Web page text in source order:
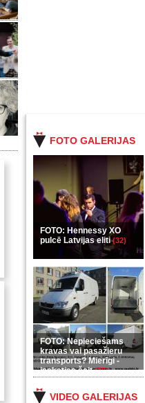
FOTO GALERIJAS
FOTO: Hennessy XO
pulcē Latvijas eliti(32)
FOTO: Nepieciešams
kravas vai pasažieru
transports? Mierīgi -
ieskaties šeit(35)
VIDEO GALERIJAS